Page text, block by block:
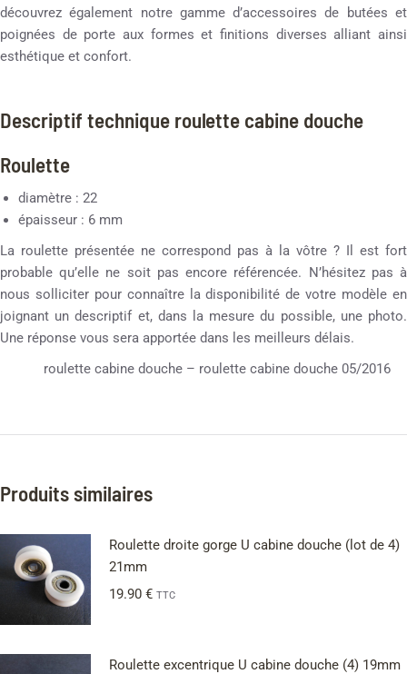
découvrez également notre gamme d’accessoires de butées et
poignées de porte aux formes et finitions diverses alliant ainsi
esthétique et confort.
Descriptif technique roulette cabine douche
Roulette
diamètre : 22
épaisseur : 6 mm
La roulette présentée ne correspond pas à la vôtre ? Il est fort
probable qu’elle ne soit pas encore référencée. N’hésitez pas à
nous solliciter pour connaître la disponibilité de votre modèle en
joignant un descriptif et, dans la mesure du possible, une photo.
Une réponse vous sera apportée dans les meilleurs délais.
roulette cabine douche – roulette cabine douche 05/2016
Produits similaires
Roulette droite gorge U cabine douche (lot de 4)
21mm
19.90 € TTC
Roulette excentrique U cabine douche (4) 19mm